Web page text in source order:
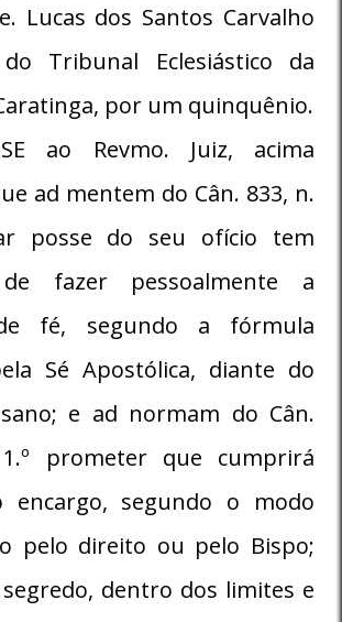
Lucas dos Santos Carvalho
Tribunal Eclesiástico da
por um quinquênio.
SE ao Revmo. Juiz, acima
ad mentem do Cân. 833, n.
posse do seu ofício tem
de fazer pessoalmente a
fé, segundo a fórmula
Sé Apostólica, diante do
e ad normam do Cân.
prometer que cumprirá
encargo, segundo o modo
pelo direito ou pelo Bispo;
dentro dos limites e